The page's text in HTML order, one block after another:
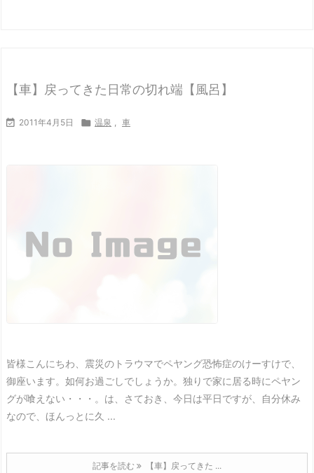
【車】戻ってきた日常の切れ端【風呂】
 2011年4月5日  温泉 , 車
皆様こんにちわ、震災のトラウマでペヤング恐怖症のけーすけで、
御座います。 如何お過ごしでしょうか。 独りで家に居る時にペヤン
グが喰えない・・・。 は、さておき、今日は平日ですが、自分休み
なので、ほんっとに久 ...
記事を読む 【車】戻ってきた ...